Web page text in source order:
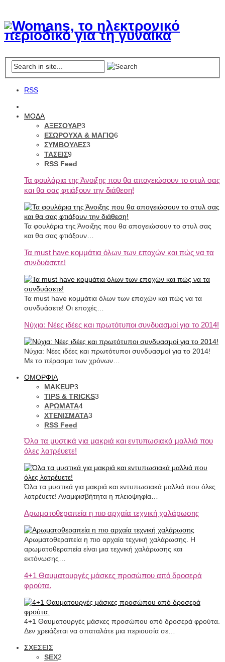
RSS
ΜΟΔΑ
ΑΞΕΣΟΥΑΡ3
ΕΣΩΡΟΥΧΑ & ΜΑΓΙΟ6
ΣΥΜΒΟΥΛΕΣ3
ΤΑΣΕΙΣ9
RSS Feed
Τα φουλάρια της Άνοιξης που θα απογειώσουν το στυλ σας
και θα σας φτιάξουν την διάθεση!
Τα φουλάρια της Άνοιξης που θα απογειώσουν το στυλ σας
και θα σας φτιάξουν…
Τα must have κομμάτια όλων των εποχών και πώς να τα
συνδυάσετε!
Τα must have κομμάτια όλων των εποχών και πώς να τα
συνδυάσετε! Οι εποχές…
Νύχια: Νέες ιδέες και πρωτότυποι συνδυασμοί για το 2014!
Νύχια: Νέες ιδέες και πρωτότυποι συνδυασμοί για το 2014!
Με το πέρασμα των χρόνων…
ΟΜΟΡΦΙΑ
MAKEUP3
TIPS & TRICKS3
ΑΡΩΜΑΤΑ4
ΧΤΕΝΙΣΜΑΤΑ3
RSS Feed
Όλα τα μυστικά για μακριά και εντυπωσιακά μαλλιά που
όλες λατρέυετε!
Όλα τα μυστικά για μακριά και εντυπωσιακά μαλλιά που όλες
λατρέυετε! Αναμφισβήτητα η πλειοψηφία…
Αρωματοθεραπεία η πιο αρχαία τεχνική χαλάρωσης
Αρωματοθεραπεία η πιο αρχαία τεχνική χαλάρωσης. Η
αρωματοθεραπεία είναι μια τεχνική χαλάρωσης και
εκτόνωσης…
4+1 Θαυματουργές μάσκες προσώπου από δροσερά
φρούτα.
4+1 Θαυματουργές μάσκες προσώπου από δροσερά φρούτα.
Δεν χρειάζεται να σπαταλάτε μια περιουσία σε…
ΣΧΕΣΕΙΣ
SEX2